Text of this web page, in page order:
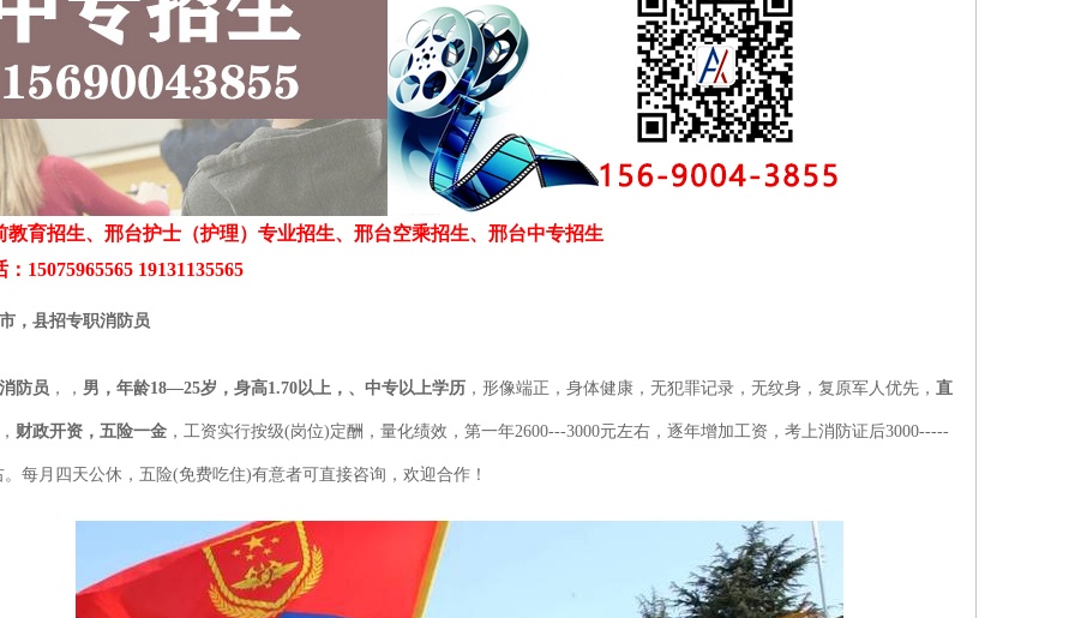
教育招生、邢台护士（护理）专业招生、邢台空乘招生、邢台中专招生
15075965565 19131135565
，县招专职消防员
消防员 ，， 男，年龄18—25岁，身高1.70以上，、中专以上学历 ，形像端正，身体健康，无犯罪记录，无纹身，复原军人优先， 直
， 财政开资，五险一金 ，工资实行按级(岗位)定酬，量化绩效，第一年2600---3000元左右，逐年增加工资，考上消防证后3000-----
。每月四天公休，五险(免费吃住)有意者可直接咨询，欢迎合作！